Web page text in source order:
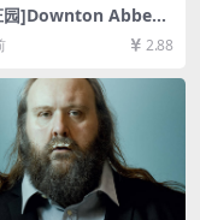
园]Downton Abbey
度网盘+迅雷云盘资
超清未删减][MP4/7.
英字幕]
2.88